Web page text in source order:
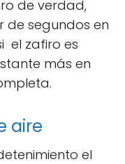
de verdad,
segundos en
el zafiro es
más en
aire
el